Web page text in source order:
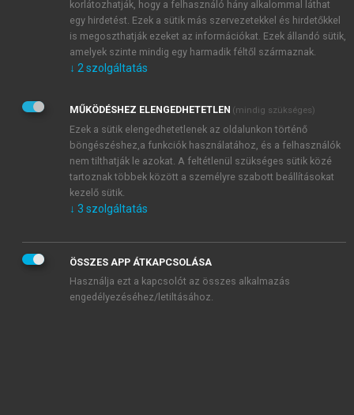
Kérek értesítést a MeRSZ újdonságairól, akcióiról.
Kérek értesítést az Akadémiai Kiadó Zrt. újdonságairól,
Adatkezelési tájékoztatóbanfoglaltakat tudomásul
veszem és elfogadom.
Általános vásárlási feltételeket, valamint a szotar.netés a
mersz.huoldalak licencszerződéseiben foglaltakat
tudomásul veszem és elfogadom.
KIPRÓBÁLOM
korlátozhatják, hogy a felhasználó hány alkalommal láthat
egy hirdetést. Ezek a sütik más szervezetekkel és hirdetőkkel
is megoszthatják ezeket az információkat. Ezek állandó sütik,
amelyek szinte mindig egy harmadik féltől származnak.
↓ 2 szolgáltatás
MŰKÖDÉSHEZ ELENGEDHETETLEN (mindig szükséges)
Ezek a sütik elengedhetetlenek az oldalunkon történő
böngészéshez,a funkciók használatához, és a felhasználók
nem tilthatják le azokat. A feltétlenül szükséges sütik közé
tartoznak többek között a személyre szabott beállításokat
kezelő sütik.
↓ 3 szolgáltatás
ÖSSZES APP ÁTKAPCSOLÁSA
Használja ezt a kapcsolót az összes alkalmazás
engedélyezéséhez/letiltásához.